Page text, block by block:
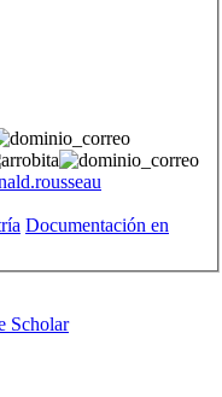
Documentación en
Scholar